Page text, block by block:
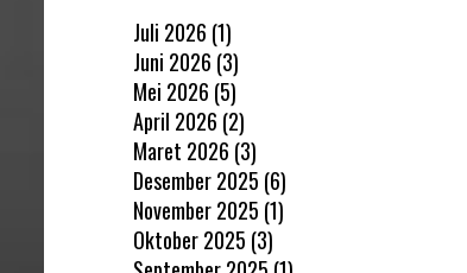
Juli 2026 (1)
Juni 2026 (3)
Mei 2026 (5)
April 2026 (2)
Maret 2026 (3)
Desember 2025 (6)
November 2025 (1)
Oktober 2025 (3)